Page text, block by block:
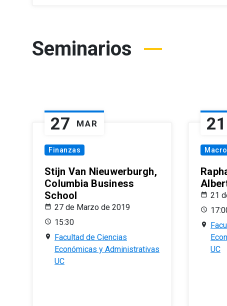
Seminarios
27 MAR
Finanzas
Stijn Van Nieuwerburgh,
Columbia Business
School
27 de Marzo de 2019
15:30
Facultad de Ciencias
Económicas y Administrativas
UC
21
21
UC